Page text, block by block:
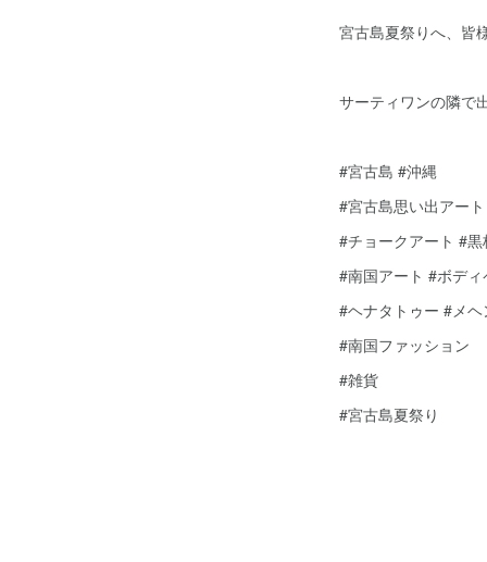
宮古島夏祭りへ、皆
サーティワンの隣で
#宮古島 #沖縄
#宮古島思い出アート
#チョークアート #
#南国アート #ボデ
#ヘナタトゥー #メヘ
#南国ファッション
#雑貨
#宮古島夏祭り